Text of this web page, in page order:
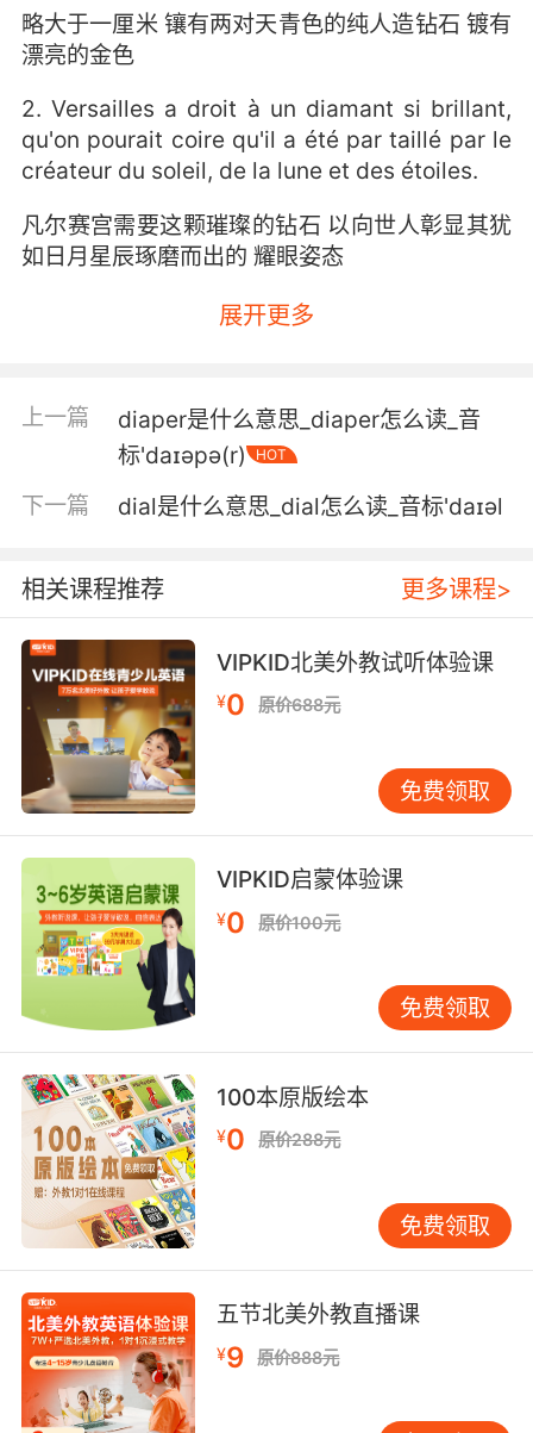
略大于一厘米 镶有两对天青色的纯人造钻石 镀有
漂亮的金色
2. Versailles a droit à un diamant si brillant,
qu'on pourait coire qu'il a été par taillé par le
créateur du soleil, de la lune et des étoiles.
凡尔赛宫需要这颗璀璨的钻石 以向世人彰显其犹
如日月星辰琢磨而出的 耀眼姿态
展开更多
上一篇
diaper是什么意思_diaper怎么读_音
标'daɪəpə(r)
HOT
下一篇 dial是什么意思_dial怎么读_音标'daɪəl
相关课程推荐 更多课程>
VIPKID北美外教试听体验课
¥0 原价688元
免费领取
VIPKID启蒙体验课
¥0 原价100元
免费领取
100本原版绘本
¥0 原价288元
免费领取
五节北美外教直播课
¥9 原价888元